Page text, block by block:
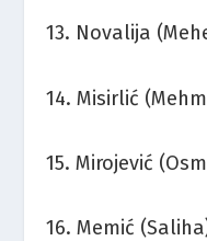
13. Novalija
14. Misirlić
15. Mirojević
16. Memić